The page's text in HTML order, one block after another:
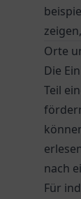
Orte
Die
Teil
nach
Für